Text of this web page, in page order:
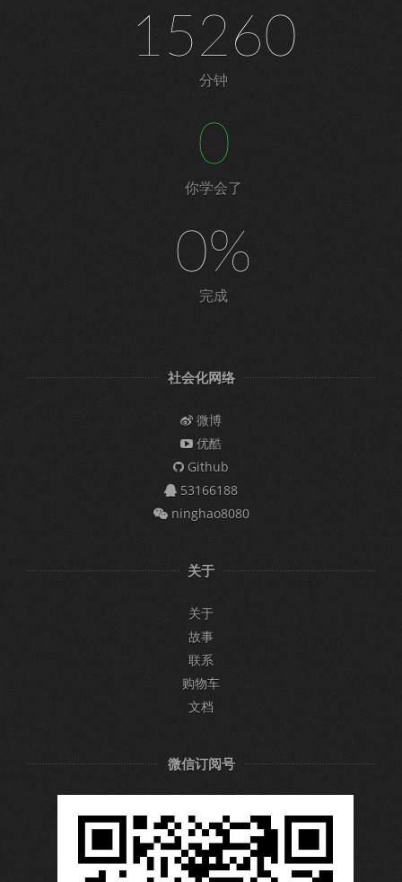
15260
分钟
0
你学会了
0%
完成
社会化网络
微博
优酷
Github
53166188
ninghao8080
关于
关于
故事
联系
购物车
文档
微信订阅号